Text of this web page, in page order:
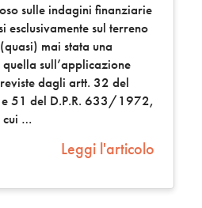
sulle indagini finanziarie
esclusivamente sul terreno
mai stata una
sull’applicazione
dagli artt. 32 del
51 del D.P.R. 633/1972,
Leggi l'articolo